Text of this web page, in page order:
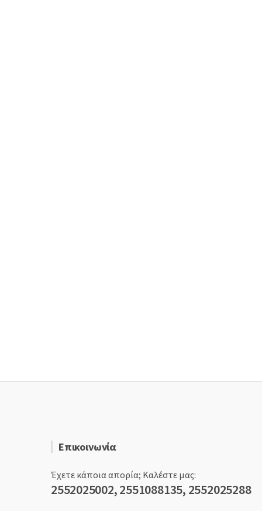
Επικοινωνία
Έχετε κάποια απορία; Καλέστε μας:
2552025002, 2551088135, 2552025288